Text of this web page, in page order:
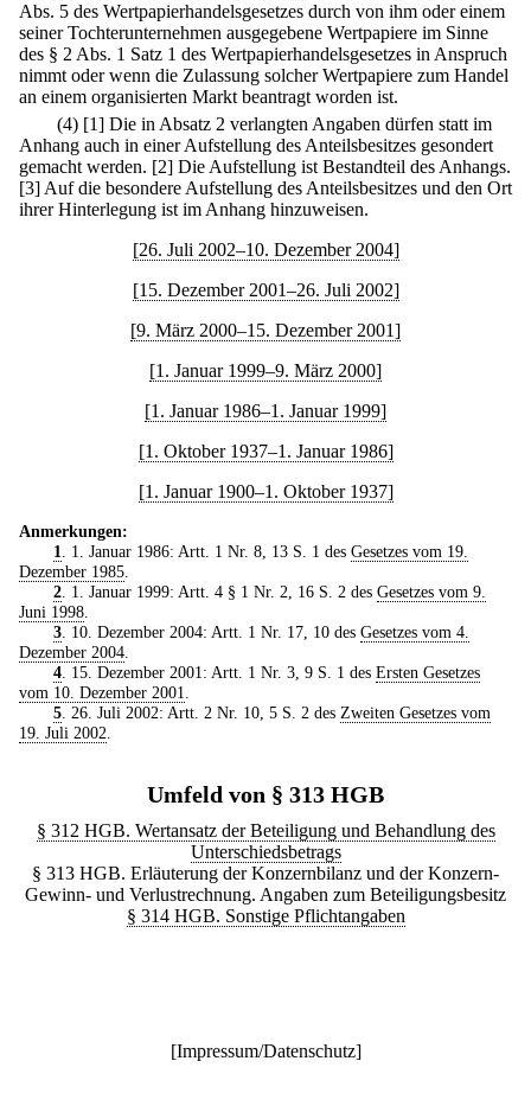
Abs. 5 des Wertpapierhandelsgesetzes durch von ihm oder einem
seiner Tochterunternehmen ausgegebene Wertpapiere im Sinne
des § 2 Abs. 1 Satz 1 des Wertpapierhandelsgesetzes in Anspruch
nimmt oder wenn die Zulassung solcher Wertpapiere zum Handel
an einem organisierten Markt beantragt worden ist.
(4) [1] Die in Absatz 2 verlangten Angaben dürfen statt im
Anhang auch in einer Aufstellung des Anteilsbesitzes gesondert
gemacht werden. [2] Die Aufstellung ist Bestandteil des Anhangs.
[3] Auf die besondere Aufstellung des Anteilsbesitzes und den Ort
ihrer Hinterlegung ist im Anhang hinzuweisen.
[26. Juli 2002–10. Dezember 2004]
[15. Dezember 2001–26. Juli 2002]
[9. März 2000–15. Dezember 2001]
[1. Januar 1999–9. März 2000]
[1. Januar 1986–1. Januar 1999]
[1. Oktober 1937–1. Januar 1986]
[1. Januar 1900–1. Oktober 1937]
Anmerkungen:
1
. 1. Januar 1986: Artt. 1 Nr. 8, 13 S. 1 des Gesetzes vom 19.
Dezember 1985
2. 1. Januar 1999: Artt. 4 § 1 Nr. 2, 16 S. 2 des Gesetzes vom 9.
Juni 1998
3. 10. Dezember 2004: Artt. 1 Nr. 17, 10 des Gesetzes vom 4.
Dezember 2004
4. 15. Dezember 2001: Artt. 1 Nr. 3, 9 S. 1 des Ersten Gesetzes
vom 10. Dezember 2001
5. 26. Juli 2002: Artt. 2 Nr. 10, 5 S. 2 des Zweiten Gesetzes vom
19. Juli 2002
Umfeld von § 313 HGB
§ 312 HGB. Wertansatz der Beteiligung und Behandlung des
Unterschiedsbetrags
§ 313 HGB. Erläuterung der Konzernbilanz und der Konzern-
Gewinn- und Verlustrechnung. Angaben zum Beteiligungsbesitz
§ 314 HGB. Sonstige Pflichtangaben
[Impressum/Datenschutz]